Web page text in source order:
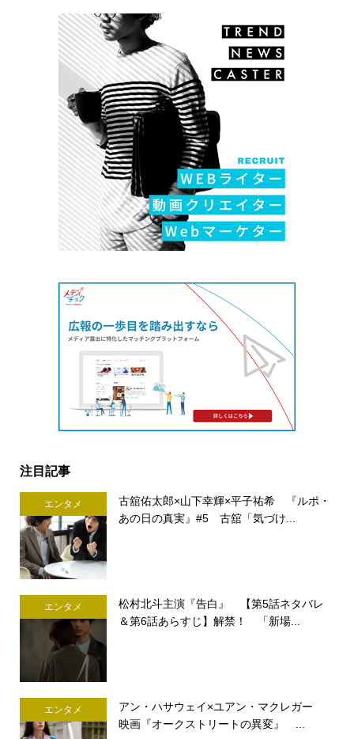
注目記事
エンタメ
古舘佑太郎×山下幸輝×平子祐希 『ルポ・
あの日の真実』#5 古舘「気づけ...
エンタメ
松村北斗主演『告白』 【第5話ネタバレ
＆第6話あらすじ】解禁！ 「新場...
エンタメ
アン・ハサウェイ×ユアン・マクレガー
映画『オークストリートの異変』 ...